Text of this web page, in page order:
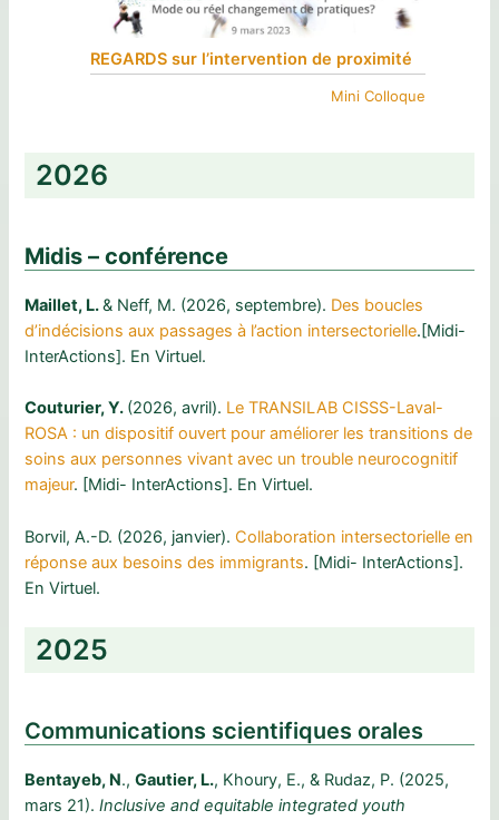
REGARDS sur l’intervention de proximité
Mini Colloque
2026
Midis – conférence
Maillet, L.& Neff, M. (2026, septembre). Des boucles
d’indécisions aux passages à l’action intersectorielle.[Midi-
InterActions]. En Virtuel.
Couturier, Y. (2026, avril). Le TRANSILAB CISSS-Laval-
ROSA : un dispositif ouvert pour améliorer les transitions de
soins aux personnes vivant avec un trouble neurocognitif
majeur. [Midi- InterActions]. En Virtuel.
Borvil, A.-D. (2026, janvier). Collaboration intersectorielle en
réponse aux besoins des immigrants. [Midi- InterActions].
En Virtuel.
2025
Communications scientifiques orales
Bentayeb, N.,Gautier, L., Khoury, E., & Rudaz, P. (2025,
mars 21).Inclusive and equitable integrated youth